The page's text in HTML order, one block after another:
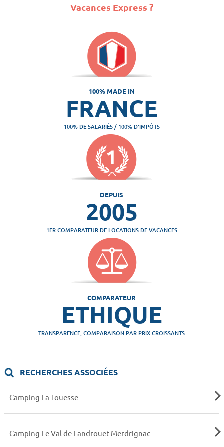
Vacances Express ?
100% MADE IN
FRANCE
100% DE SALARIÉS / 100% D'IMPÔTS
DEPUIS
2005
1ER COMPARATEUR DE LOCATIONS DE VACANCES
COMPARATEUR
ETHIQUE
TRANSPARENCE, COMPARAISON PAR PRIX CROISSANTS
RECHERCHES ASSOCIÉES
Camping La Touesse
Camping Le Val de Landrouet Merdrignac